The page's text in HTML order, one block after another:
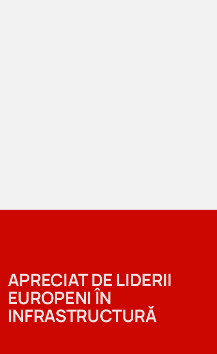
APRECIAT DE LIDERII
EUROPENI ÎN
INFRASTRUCTURĂ